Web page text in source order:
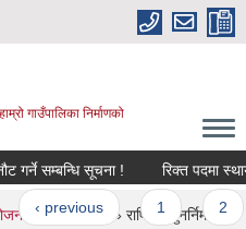
गाउँपालिका निर्माणको
गर्ने सम्बन्धि सूचना ! रिक्त पदमा
‹ previous
तथा परियोजना
» राष्ट्रिय पुनर्निर्माण